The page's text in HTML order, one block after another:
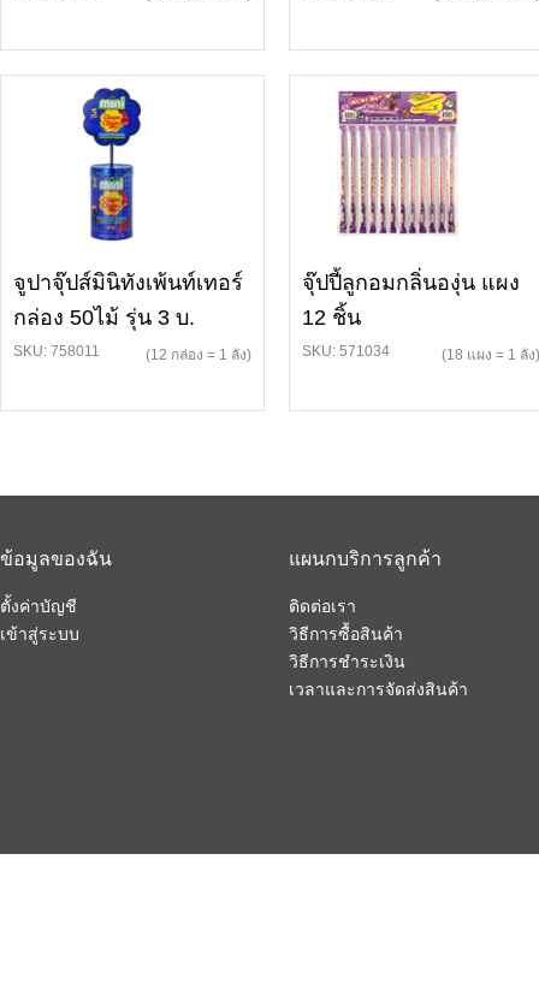
จูปาจุ๊ปส์มินิทังเพ้นท์เทอร์
กล่อง 50ไม้ รุ่น 3 บ.
SKU: 758011 (12 กล่อง = 1 ลัง)
จุ๊ปปี้ลูกอมกลิ่นองุ่น แผง
12 ชิ้น
SKU: 571034 (18 แผง = 1 ลัง)
ข้อมูลของฉัน
ตั้งค่าบัญชี
เข้าสู่ระบบ
แผนกบริการลูกค้า
ติดต่อเรา
วิธีการซื้อสินค้า
วิธีการชำระเงิน
เวลาและการจัดส่งสินค้า